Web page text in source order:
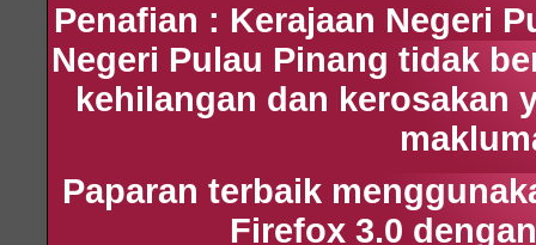
Penafian : Kerajaan Negeri
Negeri Pulau Pinang tidak
kehilangan dan kerosakan
Paparan terbaik
Firefox 3.0